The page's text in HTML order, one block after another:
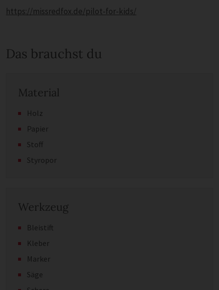
https://missredfox.de/pilot-for-kids/
Das brauchst du
Material
Holz
Papier
Stoff
Styropor
Werkzeug
Bleistift
Kleber
Marker
Säge